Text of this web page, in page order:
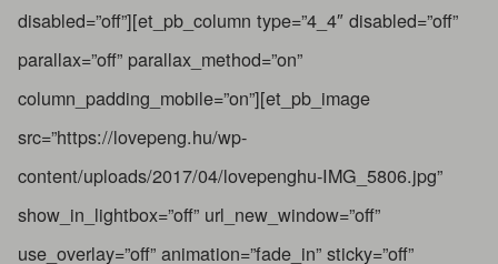
disabled=”off”][et_pb_column type=”4_4″ disabled=”off”
parallax=”off” parallax_method=”on”
column_padding_mobile=”on”][et_pb_image
src=”https://lovepeng.hu/wp-
content/uploads/2017/04/lovepenghu-IMG_5806.jpg”
show_in_lightbox=”off” url_new_window=”off”
use_overlay=”off” animation=”fade_in” sticky=”off”